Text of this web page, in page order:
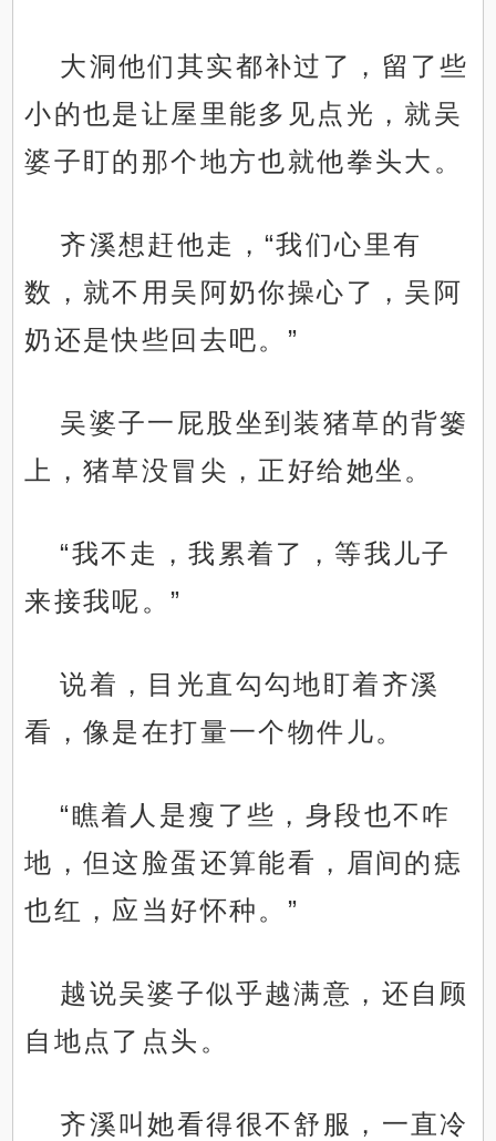
大洞他们其实都补过了，留了些
小的也是让屋里能多见点光，就吴
婆子盯的那个地方也就他拳头大。
齐溪想赶他走，“我们心里有
数，就不用吴阿奶你操心了，吴阿
奶还是快些回去吧。”
吴婆子一屁股坐到装猪草的背篓
上，猪草没冒尖，正好给她坐。
“我不走，我累着了，等我儿子
来接我呢。”
说着，目光直勾勾地盯着齐溪
看，像是在打量一个物件儿。
“瞧着人是瘦了些，身段也不咋
地，但这脸蛋还算能看，眉间的痣
也红，应当好怀种。”
越说吴婆子似乎越满意，还自顾
自地点了点头。
齐溪叫她看得很不舒服，一直冷